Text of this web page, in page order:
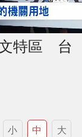
文特區 台
小 中 大